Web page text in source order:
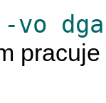
-vo dga